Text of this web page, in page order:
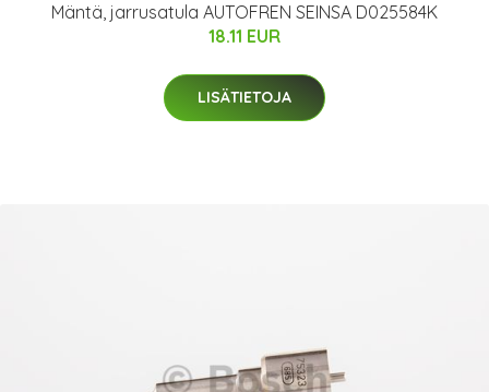
Mäntä, jarrusatula AUTOFREN SEINSA D025584K
18.11 EUR
LISÄTIETOJA